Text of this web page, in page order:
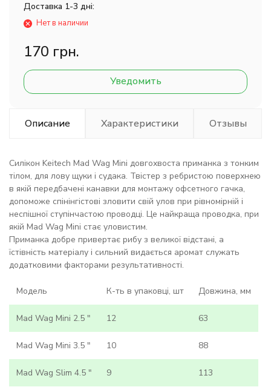
Доставка 1-3 дні:
Нет в наличии
170 грн.
Уведомить
Описание Характеристики Отзывы
Силікон Keitech Mad Wag Mini довгохвоста приманка з тонким
тілом, для лову щуки і судака. Твістер з ребристою поверхнею
в якій передбачені канавки для монтажу офсетного гачка,
допоможе спінінгістові зловити свій улов при рівномірній і
неспішної ступінчастою проводці. Це найкраща проводка, при
якій Mad Wag Mini стає уловистим.
Приманка добре привертає рибу з великої відстані, а
їстівність матеріалу і сильний видається аромат служать
додатковими факторами результативності.
Модель К-ть в упаковці, шт Довжина, мм
Mad Wag Mini 2.5 " 12 63
Mad Wag Mini 3.5 " 10 88
Mad Wag Slim 4.5 " 9 113